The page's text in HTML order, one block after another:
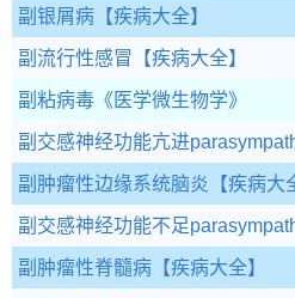
副银屑病 【疾病大全】
副流行性感冒 【疾病大全】
副粘病毒 《医学微生物学》
副交感神经功能亢进
副肿瘤性边缘系统脑炎 【疾病大
副交感神经功能不足
副肿瘤性脊髓病 【疾病大全】